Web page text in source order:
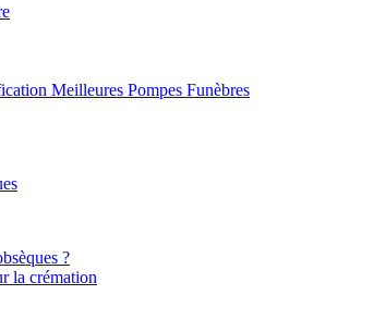
Meilleures Pompes Funèbres
?
la crémation